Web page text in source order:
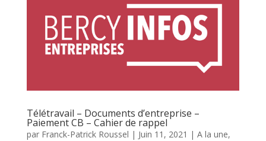
Télétravail – Documents d’entreprise –
Paiement CB – Cahier de rappel
par Franck-Patrick Roussel | Juin 11, 2021 | A la une,